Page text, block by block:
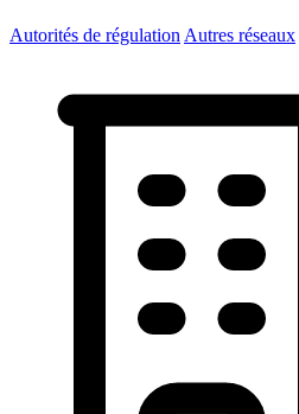
Autorités de régulation Autres réseaux